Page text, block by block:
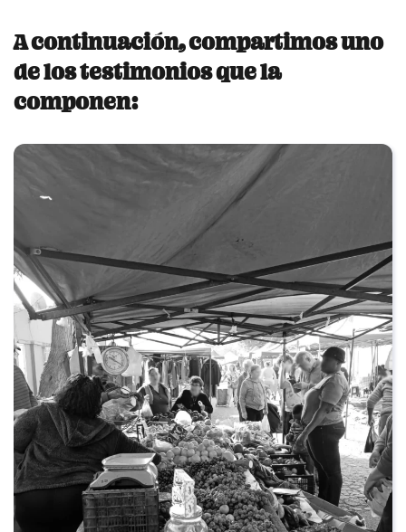
A continuación, compartimos uno
de los testimonios que la
componen: